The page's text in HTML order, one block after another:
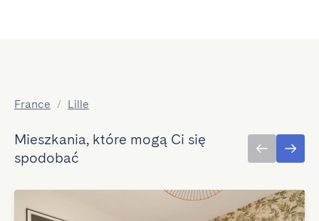
France / Lille
Mieszkania, które mogą Ci się
spodobać